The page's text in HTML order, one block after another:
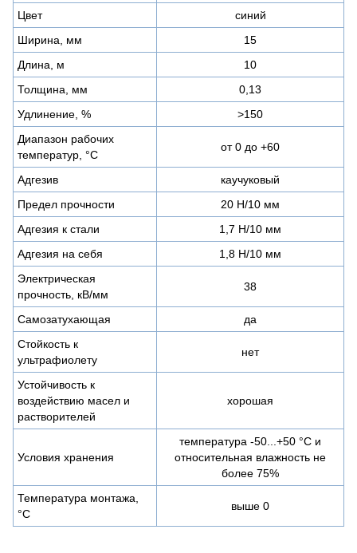
Цвет
синий
Ширина, мм
15
Длина, м
10
Толщина, мм
0,13
Удлинение, %
>150
Диапазон рабочих
температур, °С
от 0 до +60
Адгезив
каучуковый
Предел прочности
20 Н/10 мм
Адгезия к стали
1,7 Н/10 мм
Адгезия на себя
1,8 Н/10 мм
Электрическая
прочность, кВ/мм
38
Самозатухающая
да
Стойкость к
ультрафиолету
нет
Устойчивость к
воздействию масел и
растворителей
хорошая
Условия хранения
температура -50...+50 °С и
относительная влажность не
более 75%
Температура монтажа,
°С
выше 0